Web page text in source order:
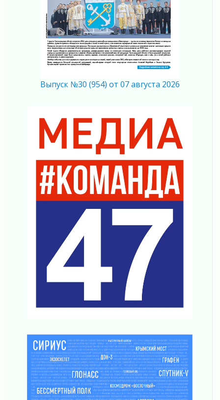
03 августа 2026
Ладожский мост полностью закроют на два
03 августа 2026
Музеи Ленобласти обновляют пространства
03 августа 2026
03 августа 2026
03 августа 2026
За сутки в Ленинградской области
ликвидировали 10 пожаров
Клюква наливается, но в корзинку пока не
просится
03 августа 2026
Строительные компании Ленобласти
подняли зарплаты почти на 40% за год
Шесть новых жизней в честь дня рождения
Ленинградской области
03 августа 2026
Уроки безопасности для детей и взрослых
Ленобласть отмечает День Воздушно-
десантных войск
02 августа 2026
Ленобласть отметила заслуги жителей перед
регионом и страной
02 августа 2026
Ладога — не пруд
02 августа 2026
Выпуск №30 (954) от 07 августа 2026